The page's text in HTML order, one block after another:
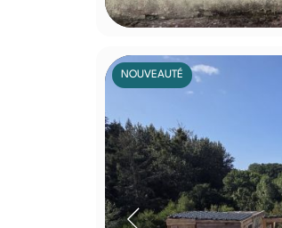
NOUVEAUTÉ